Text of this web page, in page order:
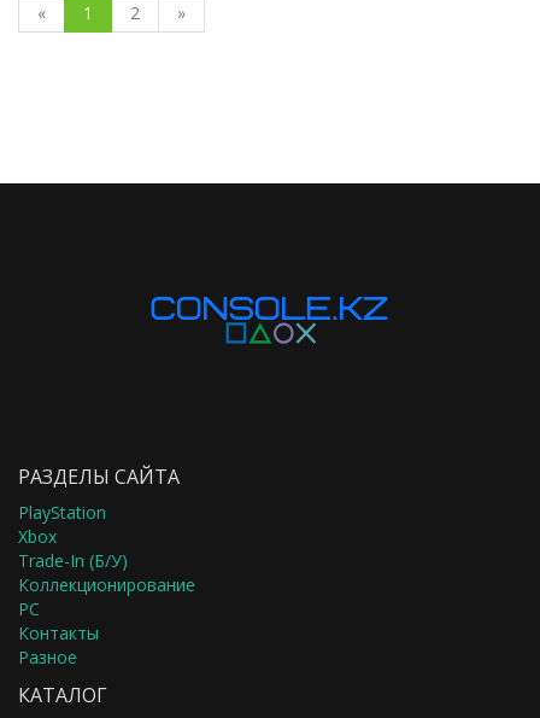
« 1 2 »
РАЗДЕЛЫ САЙТА
PlayStation
Xbox
Trade-In (Б/У)
Коллекционирование
PC
Контакты
Разное
КАТАЛОГ